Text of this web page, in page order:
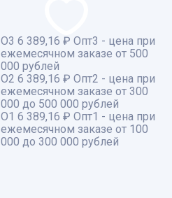
О3 6 389,16 ₽ Опт3 - цена при
ежемесячном заказе от 500
000 рублей
О2 6 389,16 ₽ Опт2 - цена при
ежемесячном заказе от 300
000 до 500 000 рублей
О1 6 389,16 ₽ Опт1 - цена при
ежемесячном заказе от 100
000 до 300 000 рублей